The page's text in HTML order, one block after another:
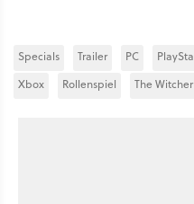
Specials Trailer PC
Xbox
Rollenspiel The